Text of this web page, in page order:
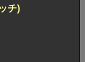
チ)